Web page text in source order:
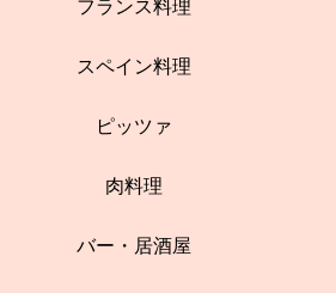
フランス料理
スペイン料理
ピッツァ
肉料理
バー・居酒屋